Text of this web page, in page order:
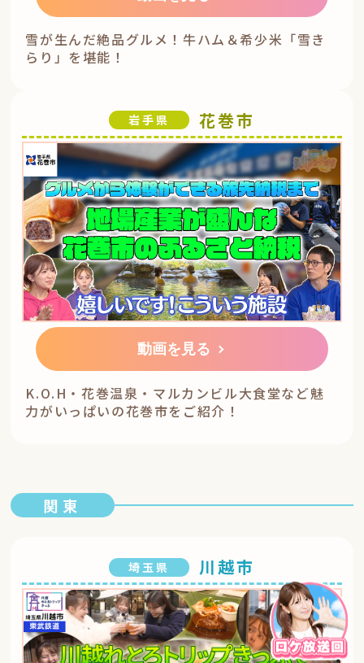
雪が生んだ絶品グルメ！牛ハム＆希少米「雪き
らり」を堪能！
岩手県 花巻市
動画を見る
K.O.H・花巻温泉・マルカンビル大食堂など魅
力がいっぱいの花巻市をご紹介！
関東
埼玉県 川越市